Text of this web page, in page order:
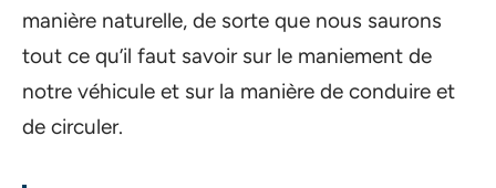
manière naturelle, de sorte que nous saurons
tout ce qu’il faut savoir sur le maniement de
notre véhicule et sur la manière de conduire et
de circuler.